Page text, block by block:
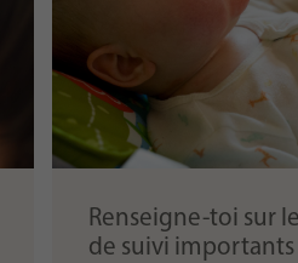
Renseigne-toi sur
de suivi